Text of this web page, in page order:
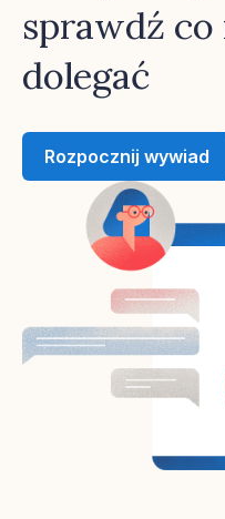
sprawdź co
dolegać
Rozpocznij wywiad